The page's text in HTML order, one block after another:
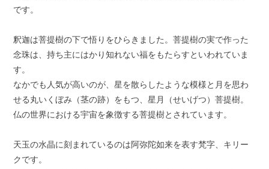
です。
釈迦は菩提樹の下で悟りをひらきました。菩提樹の実で作った
念珠は、持ち主にはかり知れない福をもたらすといわれていま
す。
なかでも人気が高いのが、星を散らしたような模様と月を思わ
せる丸いくぼみ（茎の跡）をもつ、星月（せいげつ）菩提樹。
仏の世界における宇宙を象徴する菩提樹とされています。
天玉の水晶に刻まれているのは阿弥陀如来を表す梵字、キリー
クです。